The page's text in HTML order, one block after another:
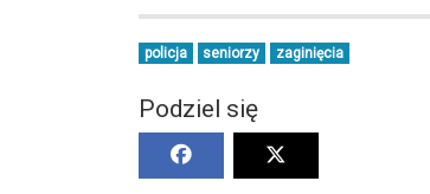
policja seniorzy zaginięcia
Podziel się